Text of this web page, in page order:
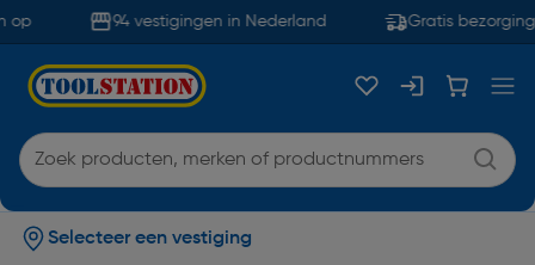
94 vestigingen in Nederland Gratis bezorging
Selecteer een vestiging